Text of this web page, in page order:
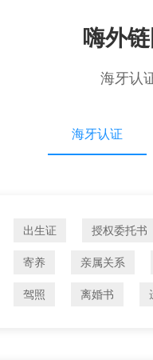
嗨外
海牙认
海牙认证
出生证 授权委托书
寄养 亲属关系
驾照 离婚书